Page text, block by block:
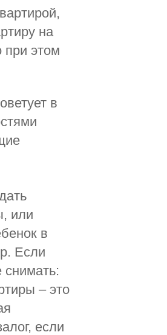
на
этом
в
или
в
Если
снимать:
– это
если